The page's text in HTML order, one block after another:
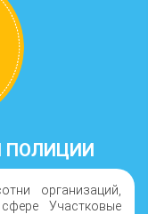
ПОЛИЦИИ
организаций,
Участковые